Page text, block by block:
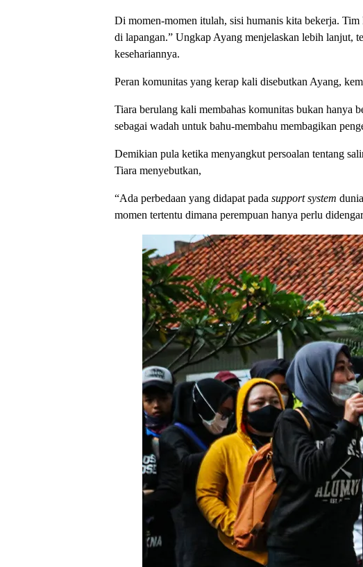
Di momen-momen itulah, sisi humanis kita bekerja.
di lapangan.” Ungkap Ayang menjelaskan lebih lanjut,
kesehariannya.
Peran komunitas yang kerap kali disebutkan Ayang,
Tiara berulang kali membahas komunitas bukan hanya
sebagai wadah untuk bahu-membahu membagikan
Demikian pula ketika menyangkut persoalan tentang
Tiara menyebutkan,
“Ada perbedaan yang didapat pada support system
momen tertentu dimana perempuan hanya perlu